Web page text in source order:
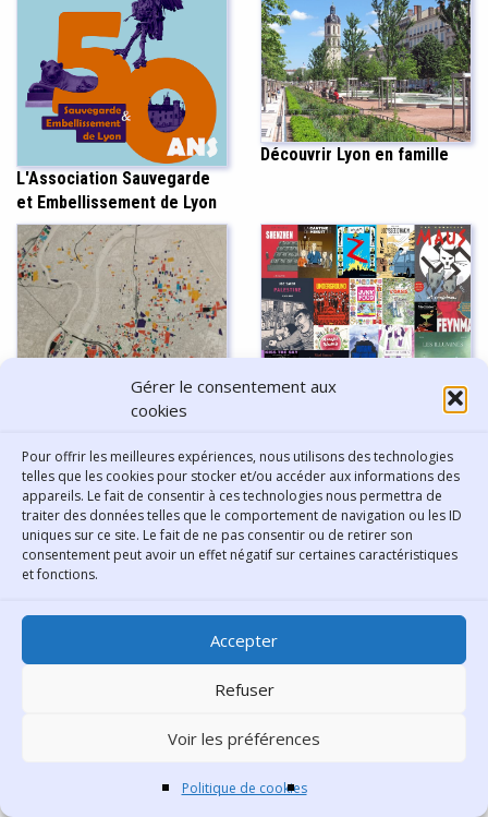
Gérer le consentement aux
cookies
Pour offrir les meilleures expériences, nous utilisons des technologies
telles que les cookies pour stocker et/ou accéder aux informations des
appareils. Le fait de consentir à ces technologies nous permettra de
traiter des données telles que le comportement de navigation ou les ID
uniques sur ce site. Le fait de ne pas consentir ou de retirer son
consentement peut avoir un effet négatif sur certaines caractéristiques
et fonctions.
Accepter
Refuser
Voir les préférences
Politique de cookies
L'Association Sauvegarde
et Embellissement de Lyon
Découvrir Lyon en famille
Lyon, métropole fabricante
de demain ?
Fiction ou réel, pourquoi
2024-2025